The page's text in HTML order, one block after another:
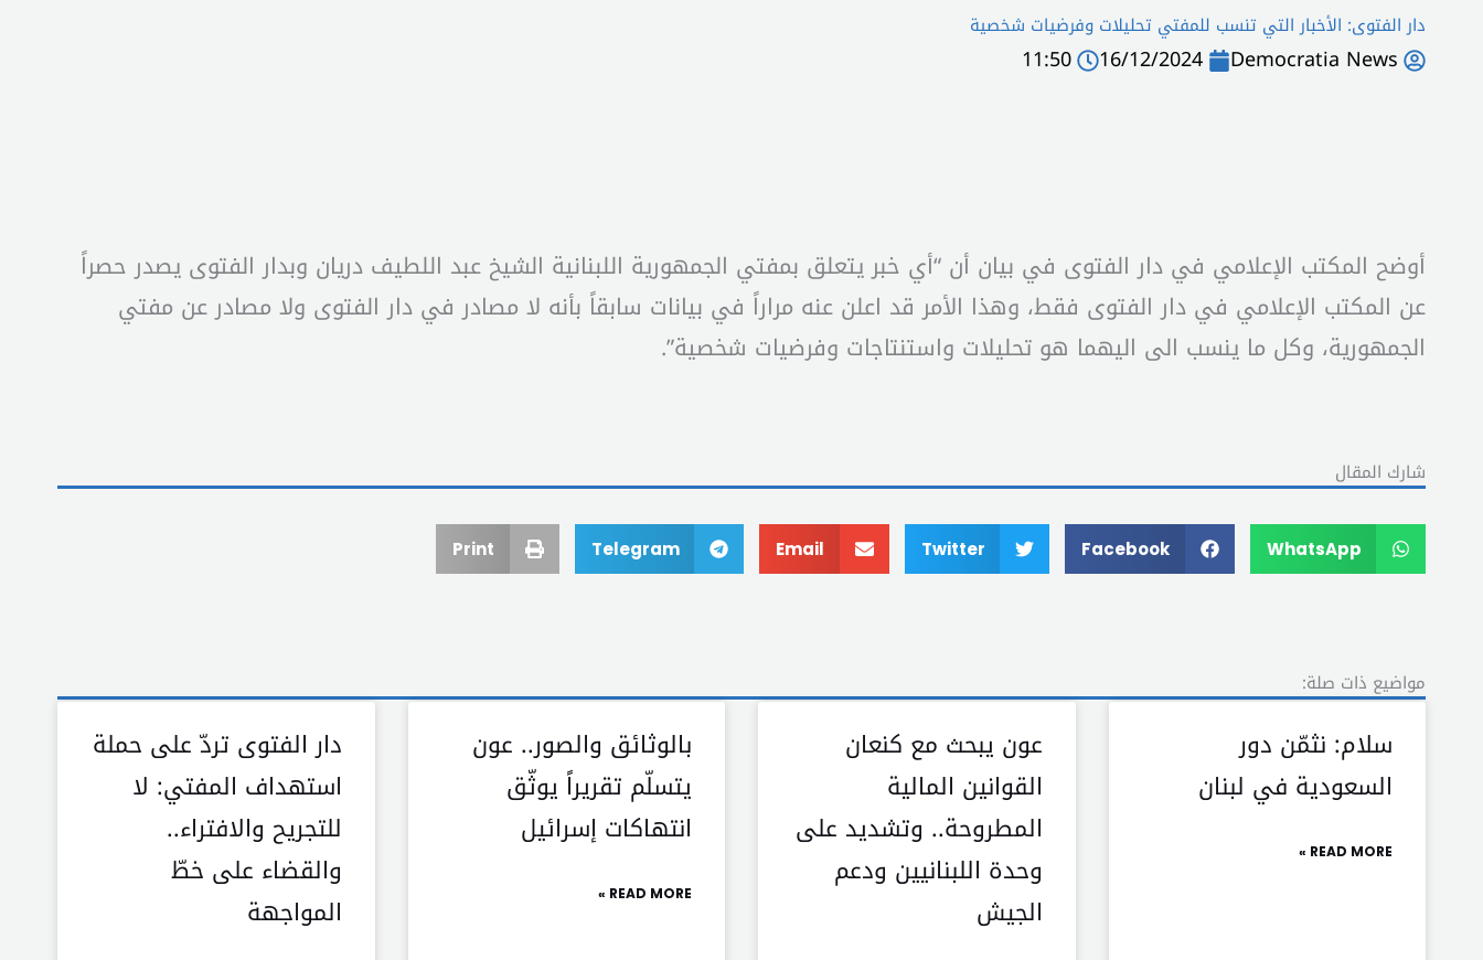
دار الفتوى: الأخبار التي تنسب للمفتي تحليلات وفرضيات شخصية
Democratia News
16/12/2024
11:50
أوضح المكتب الإعلامي في دار الفتوى في بيان أن “أي خبر يتعلق بمفتي الجمهورية اللبنانية الشيخ عبد اللطيف دريان وبدار الفتوى يصدر حصراً
عن المكتب الإعلامي في دار الفتوى فقط، وهذا الأمر قد اعلن عنه مراراً في بيانات سابقاً بأنه لا مصادر في دار الفتوى ولا مصادر عن مفتي
الجمهورية، وكل ما ينسب الى اليهما هو تحليلات واستنتاجات وفرضيات شخصية”.
شارك المقال
WhatsApp
Facebook
Twitter
Email
Telegram
Print
مواضيع ذات صلة:
سلام: نثمّن دور
السعودية في لبنان
READ MORE »
عون يبحث مع كنعان
القوانين المالية
المطروحة.. وتشديد على
وحدة اللبنانيين ودعم
الجيش
بالوثائق والصور.. عون
يتسلّم تقريراً يوثّق
انتهاكات إسرائيل
READ MORE »
دار الفتوى تردّ على حملة
استهداف المفتي: لا
للتجريح والافتراء..
والقضاء على خطّ
المواجهة